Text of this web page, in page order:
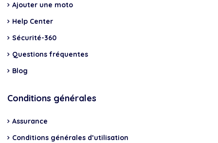
Ajouter une moto
Help Center
Sécurité-360
Questions fréquentes
Blog
Conditions générales
Assurance
Conditions générales d’utilisation